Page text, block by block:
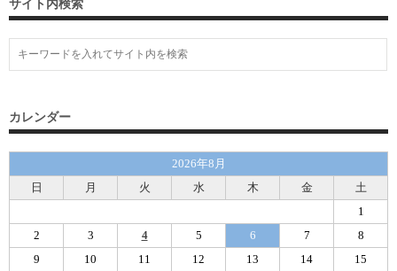
サイト内検索
カレンダー
2026年8月
日
月 火 水 木 金 土
1
2
3 4 5 6 7
8
9
10 11 12 13 14
15